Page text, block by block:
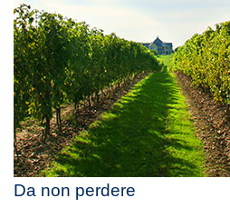
Da non perdere